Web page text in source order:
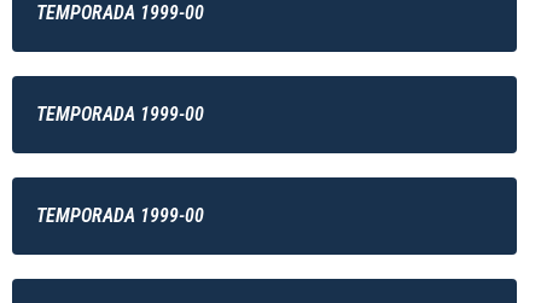
TEMPORADA 1999-00
TEMPORADA 1999-00
TEMPORADA 1999-00